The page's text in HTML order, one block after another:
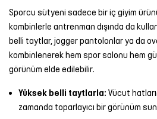
Sporcu sütyeni sadece bir iç giyim
kombinlerle antrenman dışında da
belli taytlar, jogger pantolonlar ya da
kombinlenerek hem spor salonu hem
görünüm elde edilebilir.
Yüksek belli taytlarla: Vücut
zamanda toparlayıcı bir görünüm